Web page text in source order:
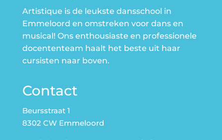
Artistique is de leukste dansschool in
Emmeloord en omstreken voor dans en
musical! Ons enthousiaste en professionele
docententeam haalt het beste uit haar
cursisten naar boven.
Contact
Beursstraat 1
8302 CW Emmeloord